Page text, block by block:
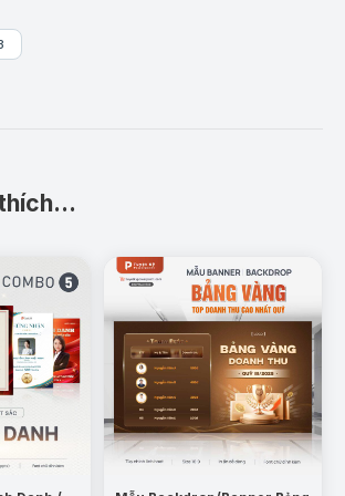
minh bạch.
ánh kim & lam đậm
thực tế:
quý/năm, lễ khen thưởng nhân viên.
trong họp công ty: Tạo hiệu ứng
và ghi nhận công khai nỗ lực cá
mạng xã hội
: Dùng để truyền
Facebook, Zalo, LinkedIn, tăng tính
gắn kết nhân sự.
văn phòng
: Làm bảng vinh danh đặt ở